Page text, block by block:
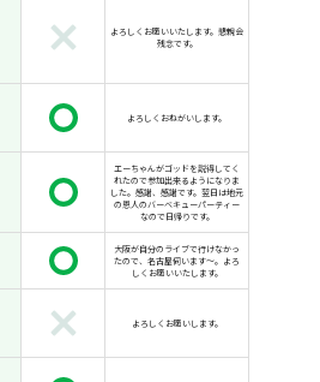
よろしくお願いいたします。懇親会
残念です。
よろしくおねがいします。
エーちゃんがゴッドを説得してく
れたので参加出来るようになりま
した。感謝、感謝です。翌日は地元
の恩人のバーベキューパーティー
なので日帰りです。
大阪が自分のライブで行けなかっ
たので、名古屋伺います～。よろ
しくお願いいたします。
よろしくお願いします。